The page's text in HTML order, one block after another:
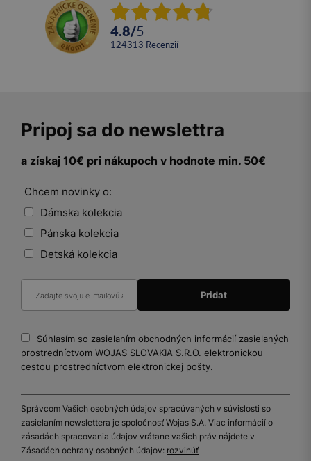
4.8/5
124313 recenzií
Pripoj sa do newslettra
a získaj 10€ pri nákupoch v hodnote min. 50€
Chcem novinky o:
Dámska kolekcia
Pánska kolekcia
Detská kolekcia
Súhlasím so zasielaním obchodných informácií zasielaných
prostredníctvom WOJAS SLOVAKIA S.R.O. elektronickou
cestou prostredníctvom elektronickej pošty.
Správcom Vašich osobných údajov spracúvaných v súvislosti so
zasielaním newslettera je spoločnosť Wojas S.A. Viac informácií o
zásadách spracovania údajov vrátane vašich práv nájdete v
Zásadách ochrany osobných údajov: rozvinúť